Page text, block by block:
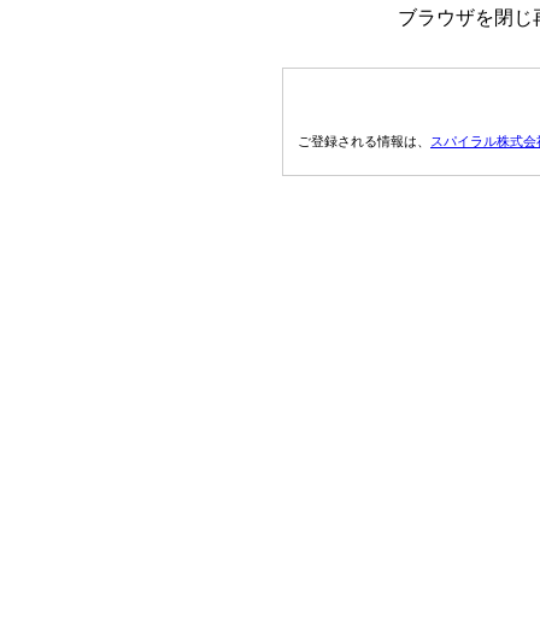
ブラウザを閉じ
ご登録される情報は、 スパイラル株式会